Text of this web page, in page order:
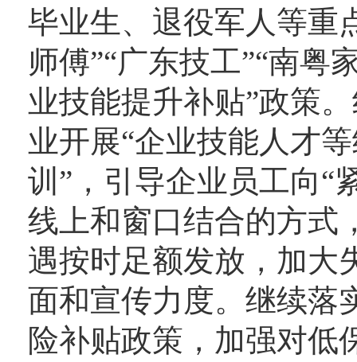
毕业生、退役军人等重
师傅”“广东技工”“南粤
业技能提升补贴”政策
业开展“企业技能人才
训”，引导企业员工向“
线上和窗口结合的方式
遇按时足额发放，加大
面和宣传力度。继续落
险补贴政策，加强对低